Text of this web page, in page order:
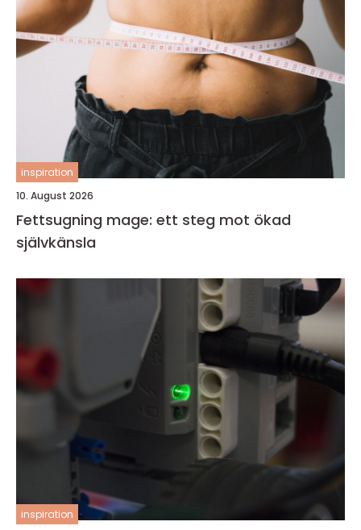
inspiration
10. August 2026
Fettsugning mage: ett steg mot ökad
självkänsla
inspiration